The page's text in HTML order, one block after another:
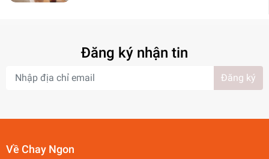
Đăng ký nhận tin
Đăng ký
Về Chay Ngon